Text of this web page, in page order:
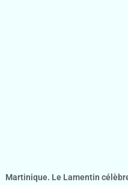
Martinique. Le Lamentin